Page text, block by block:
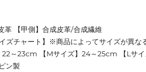
革 【甲側】合成皮革/合成繊維
ズチャート】※商品によってサイズが異な
22～23cm 【Mサイズ】24～25cm 【Lサ
ン製